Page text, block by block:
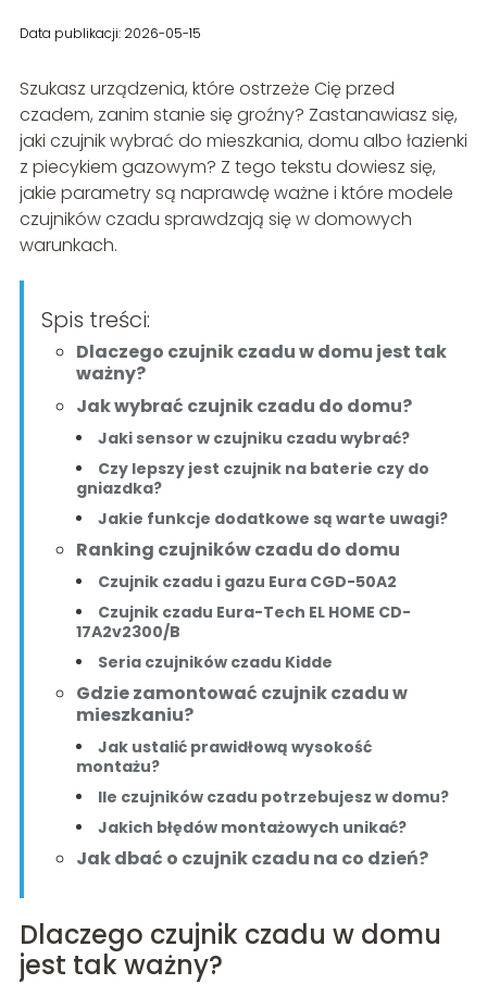
Data publikacji: 2026-05-15
Szukasz urządzenia, które ostrzeże Cię przed
czadem, zanim stanie się groźny? Zastanawiasz się,
jaki czujnik wybrać do mieszkania, domu albo łazienki
z piecykiem gazowym? Z tego tekstu dowiesz się,
jakie parametry są naprawdę ważne i które modele
czujników czadu sprawdzają się w domowych
warunkach.
Spis treści:
Dlaczego czujnik czadu w domu jest tak
ważny?
Jak wybrać czujnik czadu do domu?
Jaki sensor w czujniku czadu wybrać?
Czy lepszy jest czujnik na baterie czy do
gniazdka?
Jakie funkcje dodatkowe są warte uwagi?
Ranking czujników czadu do domu
Czujnik czadu i gazu Eura CGD-50A2
Czujnik czadu Eura-Tech EL HOME CD-
17A2v2300/B
Seria czujników czadu Kidde
Gdzie zamontować czujnik czadu w
mieszkaniu?
Jak ustalić prawidłową wysokość
montażu?
Ile czujników czadu potrzebujesz w domu?
Jakich błędów montażowych unikać?
Jak dbać o czujnik czadu na co dzień?
Dlaczego czujnik czadu w domu
jest tak ważny?